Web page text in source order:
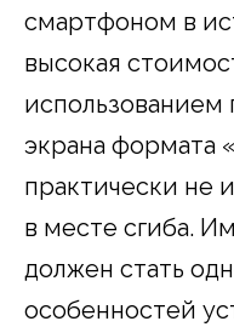
смартфоном в
высокая
использованием
экрана формата
практически не
в месте сгиба.
должен стать
особенностей